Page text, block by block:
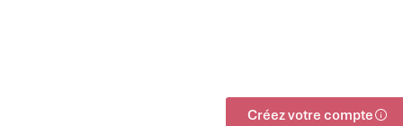
Créez votre compte